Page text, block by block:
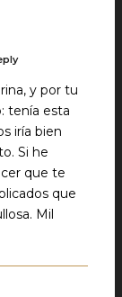
y por tu
tenía esta
iría bien
Si he
que te
que
Mil